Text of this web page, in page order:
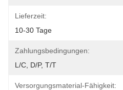
Lieferzeit:
10-30 Tage
Zahlungsbedingungen:
L/C, D/P, T/T
Versorgungsmaterial-Fähigkeit: